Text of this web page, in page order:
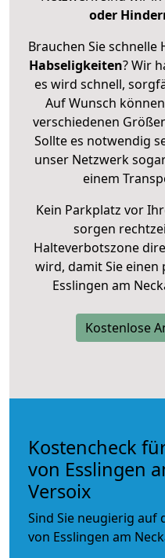
oder
Brauchen Sie schnelle
Habseligkeiten? Wir
es wird schnell,
Auf Wunsch
verschiedenen
Sollte es notwendig
unser Netzwerk
einem
Kein Parkplatz vor
sorgen
Halteverbotszone
wird, damit Sie
Esslingen am
Kostenlose
Kostencheck
von Esslingen
Versoix
Sind Sie neugierig auf
von Esslingen am